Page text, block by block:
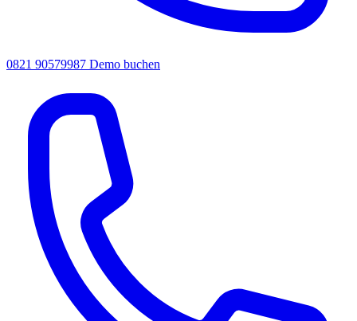
0821 90579987 Demo buchen